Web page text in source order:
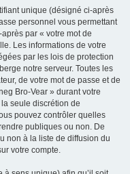
unique (désigné ci-après
personnel vous permettant
par « votre mot de
Les informations de votre
par les lois de protection
notre serveur. Toutes les
de votre mot de passe et de
Bro-Vear » durant votre
seule discrétion de
pouvez contrôler quelles
publiques ou non. De
non à la liste de diffusion du
votre compte.